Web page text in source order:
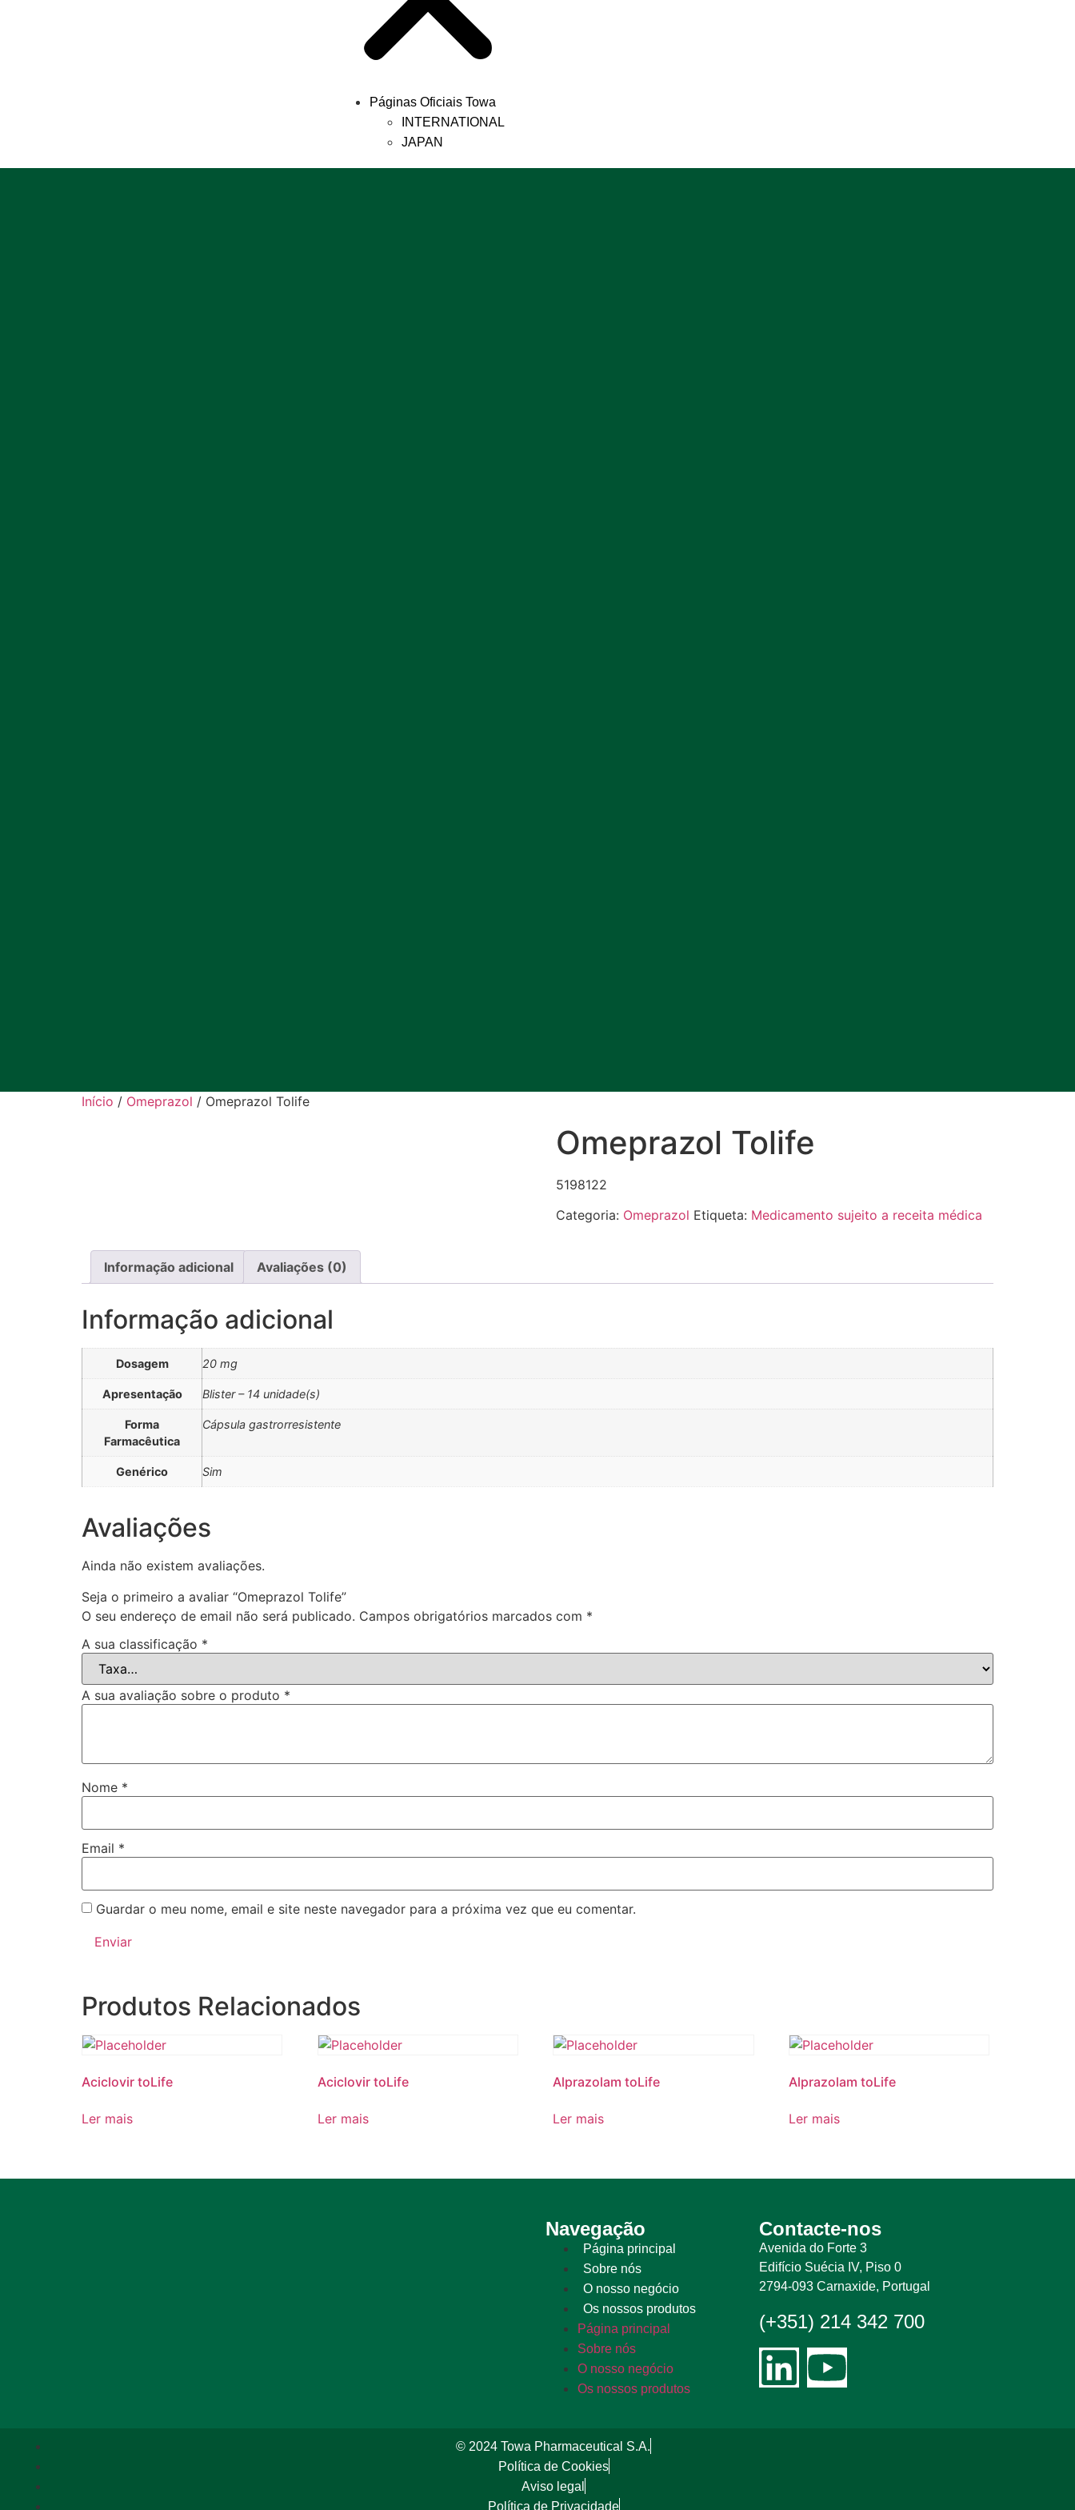
Páginas Oficiais Towa
INTERNATIONAL
JAPAN
Início / Omeprazol / Omeprazol Tolife
Omeprazol Tolife
5198122
Categoria: Omeprazol Etiqueta: Medicamento sujeito a receita médica
Informação adicional Avaliações (0)
Informação adicional
Dosagem 20 mg
Apresentação Blister – 14 unidade(s)
Forma
Farmacêutica
Cápsula gastrorresistente
Genérico Sim
Avaliações
Ainda não existem avaliações.
Seja o primeiro a avaliar “Omeprazol Tolife”
O seu endereço de email não será publicado. Campos obrigatórios marcados com *
A sua classificação *
A sua avaliação sobre o produto *
Nome *
Email *
Guardar o meu nome, email e site neste navegador para a próxima vez que eu comentar.
Produtos Relacionados
Aciclovir toLife
Ler mais
Aciclovir toLife
Ler mais
Alprazolam toLife
Ler mais
Alprazolam toLife
Ler mais
Navegação
Página principal
Sobre nós
O nosso negócio
Os nossos produtos
Página principal
Sobre nós
O nosso negócio
Os nossos produtos
Contacte-nos
Avenida do Forte 3
Edifício Suécia IV, Piso 0
2794-093 Carnaxide, Portugal
(+351) 214 342 700
© 2024 Towa Pharmaceutical S.A.
Política de Cookies
Aviso legal
Política de Privacidade